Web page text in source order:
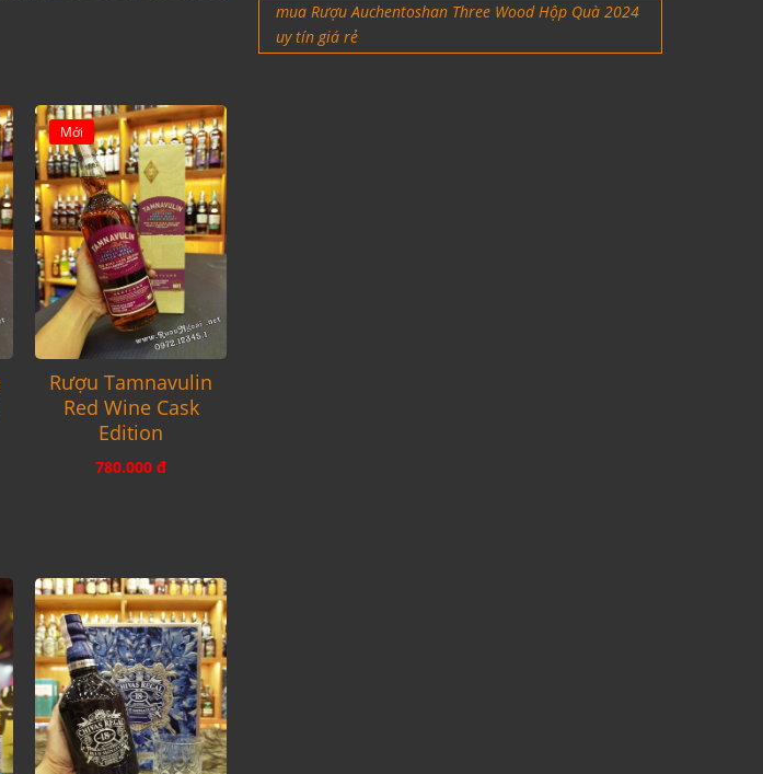
Mới
Rượu Tamnavulin
Red Wine Cask
Edition
780.000 đ
mua Rượu Auchentoshan Three Wood Hộp Quà 2024
uy tín giá rẻ